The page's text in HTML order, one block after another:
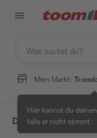
Mein Markt:
Hier kannst du deinen
falls er nicht stimmt.